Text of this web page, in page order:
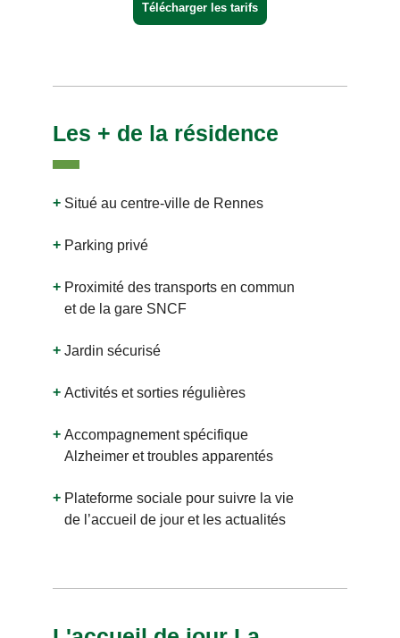
Télécharger les tarifs
Les + de la résidence
Situé au centre-ville de Rennes
Parking privé
Proximité des transports en commun
et de la gare SNCF
Jardin sécurisé
Activités et sorties régulières
Accompagnement spécifique
Alzheimer et troubles apparentés
Plateforme sociale pour suivre la vie
de l’accueil de jour et les actualités